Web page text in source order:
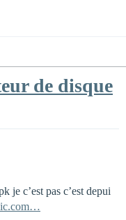
de disque
je c’est pas c’est depui